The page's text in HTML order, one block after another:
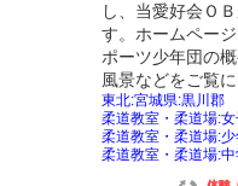
し、当愛好会Ｏ
す。ホームペー
ポーツ少年団の
風景などをご覧
東北:宮城県:黒川郡
柔道教室・柔道場:
柔道教室・柔道場:
柔道教室・柔道場: